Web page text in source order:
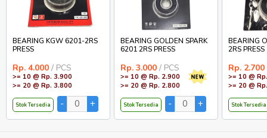
BEARING KGW 6201-2RS
PRESS
Rp. 4.000 / PCS
>= 10 @ Rp. 3.900
>= 20 @ Rp. 3.800
Stok Tersedia
BEARING GOLDEN SPARK
6201 2RS PRESS
Rp. 3.000 / PCS
>= 10 @ Rp. 2.900
>= 20 @ Rp. 2.800
Stok Tersedia
BEARING
2RS PRESS
Rp. 2.700
>= 10 @
>= 20 @
Stok Tersedia